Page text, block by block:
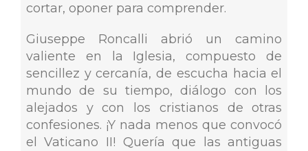
cortar, oponer para comprender.
Giuseppe Roncalli abrió un camino
valiente en la Iglesia, compuesto de
sencillez y cercanía, de escucha hacia el
mundo de su tiempo, diálogo con los
alejados y con los cristianos de otras
confesiones. ¡Y nada menos que convocó
el Vaticano II! Quería que las antiguas